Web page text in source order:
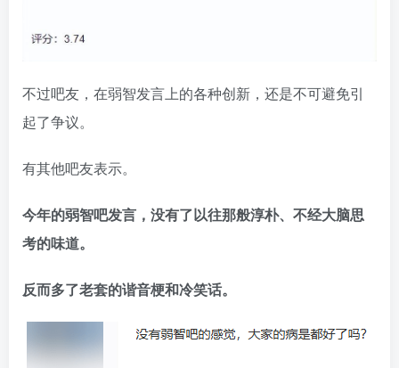
不过吧友，在弱智发言上的各种创新，还是不可避免引
起了争议。
有其他吧友表示。
今年的弱智吧发言，没有了以往那般淳朴、不经大脑思
考的味道。
反而多了老套的谐音梗和冷笑话。